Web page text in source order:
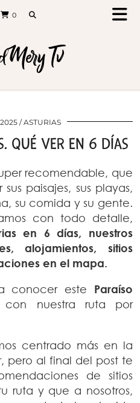
0
Tv
ASTURIAS
QUÉ VER EN 6 DÍAS
recomendable, que
paisajes, sus playas,
su comida y su gente.
con todo detalle,
en 6 días, nuestros
alojamientos, sitios
en el mapa.
conocer este Paraíso
con nuestra ruta por
centrado más en la
pero al final del post te
de sitios
ruta y que a nosotros,